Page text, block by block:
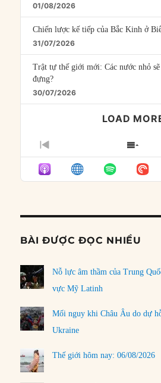
01/08/2026
Chiến lược kế tiếp của Bắc Kinh ở
31/07/2026
Trật tự thế giới mới: Các nước nhỏ
đựng?
30/07/2026
LOAD
PREVIOUS
EPISODE
LIST
BÀI ĐƯỢC ĐỌC NHIỀU
Nỗ lực âm thầm của Trung
vực Mỹ Latinh
Mối nguy khi Châu Âu do dự
Ukraine
Thế giới hôm nay: 06/08/2026